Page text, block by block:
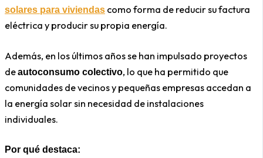
solares para viviendas como forma de reducir su factura
eléctrica y producir su propia energía.
Además, en los últimos años se han impulsado proyectos
deautoconsumo colectivo, lo que ha permitido que
comunidades de vecinos y pequeñas empresas accedan a
la energía solar sin necesidad de instalaciones
individuales.
Por qué destaca: